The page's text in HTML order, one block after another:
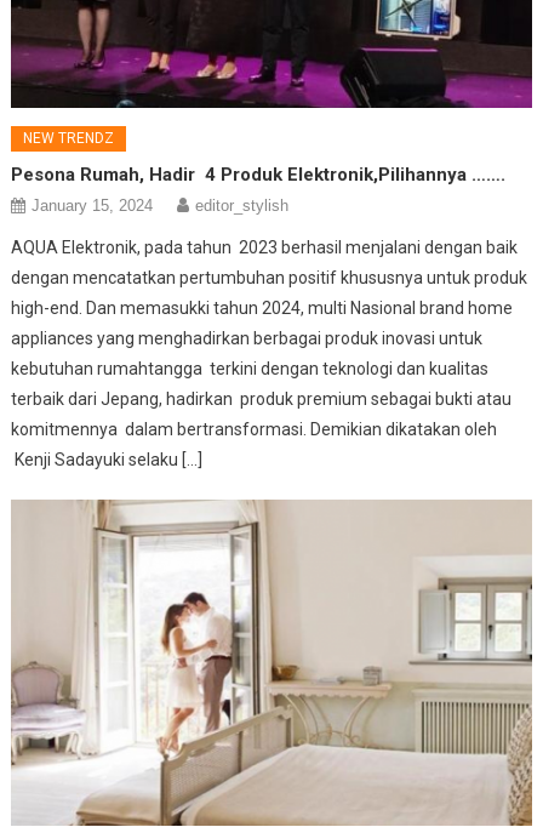
NEW TRENDZ
Pesona Rumah, Hadir 4 Produk Elektronik,Pilihannya …….
January 15, 2024 editor_stylish
AQUA Elektronik, pada tahun 2023 berhasil menjalani dengan baik
dengan mencatatkan pertumbuhan positif khususnya untuk produk
high-end. Dan memasukki tahun 2024, multi Nasional brand home
appliances yang menghadirkan berbagai produk inovasi untuk
kebutuhan rumahtangga terkini dengan teknologi dan kualitas
terbaik dari Jepang, hadirkan produk premium sebagai bukti atau
komitmennya dalam bertransformasi. Demikian dikatakan oleh
Kenji Sadayuki selaku […]